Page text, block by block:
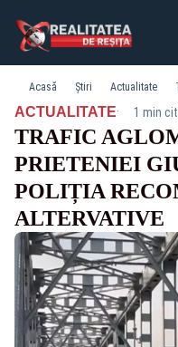
Acasă Știri Actualitate
ACTUALITATE· 1 min
TRAFIC
PRIETENIEI
POLIȚIA
ALTERVATIVE